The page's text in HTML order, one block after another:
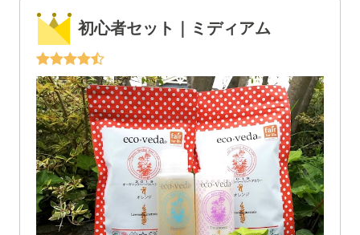
初心者セット｜ミディアム